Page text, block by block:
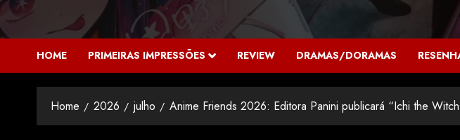
HOME PRIMEIRAS IMPRESSÕES REVIEW DRAMAS/DORAMAS
Home 2026 julho Anime Friends 2026: Editora Panini publicará “Ichi the